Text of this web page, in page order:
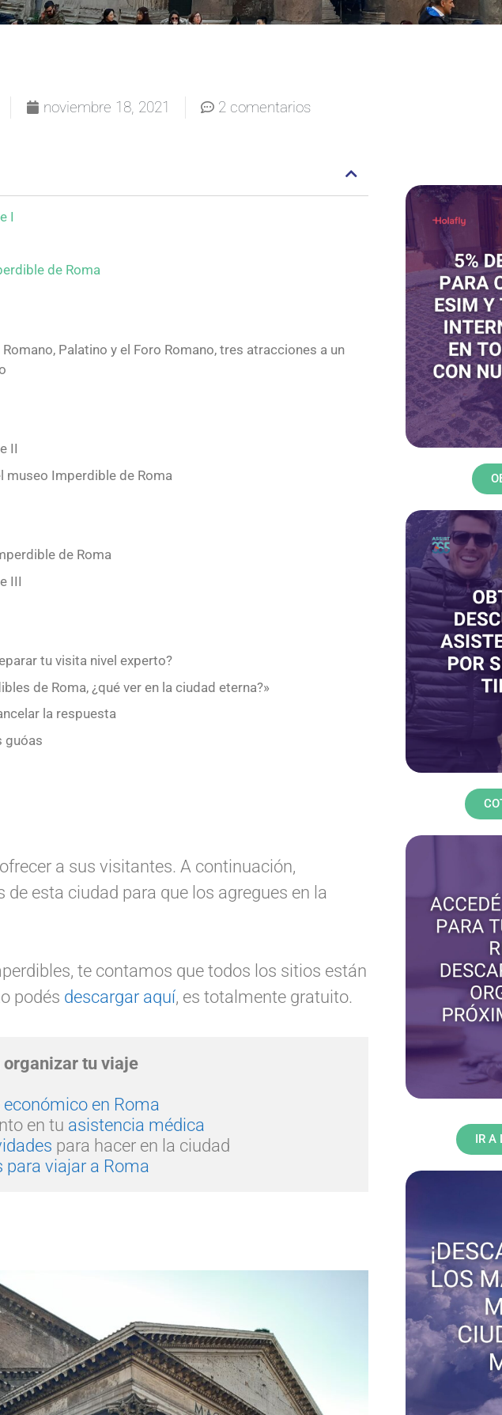
noviembre 18, 2021 2 comentarios
I
de Roma
Palatino y el Foro Romano, tres atracciones a un
II
museo Imperdible de Roma
de Roma
III
tu visita nivel experto?
de Roma, ¿qué ver en la ciudad eterna?»
la respuesta
guóas
a sus visitantes. A continuación,
esta ciudad para que los agregues en la
te contamos que todos los sitios están
podés descargar aquí, es totalmente gratuito.
tu viaje
en Roma
en tu asistencia médica
para hacer en la ciudad
para viajar a Roma
IR A